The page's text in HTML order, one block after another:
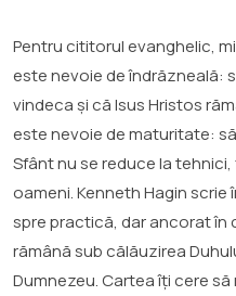
Pentru cititorul evanghelic,
este nevoie de îndrăzneală:
vindeca și că Isus Hristos
este nevoie de maturitate:
Sfânt nu se reduce la
oameni. Kenneth Hagin
spre practică, dar ancorat
rămână sub călăuzirea
Dumnezeu. Cartea îți cere